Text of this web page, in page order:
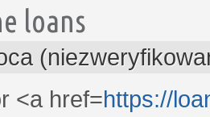
loans
<a href=https://